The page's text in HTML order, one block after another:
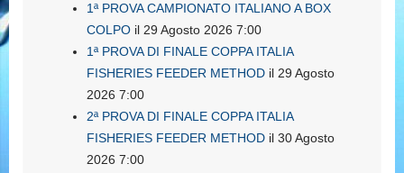
1ª PROVA CAMPIONATO ITALIANO A BOX
COLPO il 29 Agosto 2026 7:00
1ª PROVA DI FINALE COPPA ITALIA
FISHERIES FEEDER METHOD il 29 Agosto
2026 7:00
2ª PROVA DI FINALE COPPA ITALIA
FISHERIES FEEDER METHOD il 30 Agosto
2026 7:00